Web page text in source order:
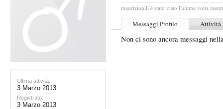
Ultima attività:
3 Marzo 2013
Registrato:
3 Marzo 2013
maurizioplll è stato visto l'ultima volta
Messaggi Profilo Attività
Non ci sono ancora messaggi